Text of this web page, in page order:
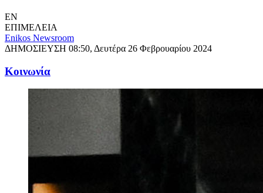
EN
ΕΠΙΜΕΛΕΙΑ
Enikos Newsroom
ΔΗΜΟΣΙΕΥΣΗ 08:50, Δευτέρα 26 Φεβρουαρίου 2024
Κοινωνία